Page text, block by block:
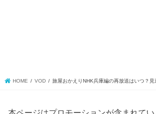
HOME VOD 旅屋おかえりNHK兵庫編の再放送はいつ？見